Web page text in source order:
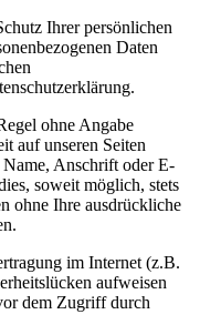
Ihrer persönlichen
Daten
ohne Angabe
auf unseren Seiten
Name, Anschrift oder E-
soweit möglich, stets
ohne Ihre ausdrückliche
im Internet (z.B.
aufweisen
dem Zugriff durch